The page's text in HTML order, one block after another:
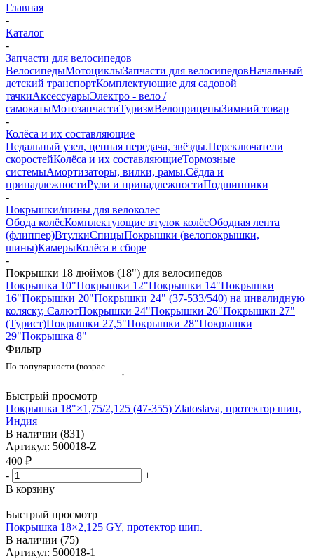
Главная
-
Каталог
-
Запчасти для велосипедов
ВелосипедыМотоциклыЗапчасти для велосипедовНачальный
детский транспортКомплектующие для садовой
тачкиАксессуарыЭлектро - вело /
самокатыМотозапчастиТуризмВелоприцепыЗимний товар
-
Колёса и их составляющие
Педальный узел, цепная передача, звёзды.Переключатели
скоростейКолёса и их составляющиеТормозные
системыАмортизаторы, вилки, рамы.Сёдла и
принадлежностиРули и принадлежностиПодшипники
-
Покрышки/шины для велоколес
Обода колёсКомплектующие втулок колёсОбодная лента
(флиппер)ВтулкиСпицыПокрышки (велопокрышки,
шины)КамерыКолёса в сборе
-
Покрышки 18 дюймов (18") для велосипедов
Покрышка 10"Покрышки 12"Покрышки 14"Покрышки
16"Покрышки 20"Покрышки 24" (37-533/540) на инвалидную
коляску, СалютПокрышки 24"Покрышки 26"Покрышки 27"
(Турист)Покрышки 27,5"Покрышки 28"Покрышки
29"Покрышка 8"
Фильтр
Быстрый просмотр
Покрышка 18"×1,75/2,125 (47-355) Zlatoslava, протектор шип,
Индия
В наличии (831)
Артикул: 500018-Z
400 ₽
-
+
В корзину
Быстрый просмотр
Покрышка 18×2,125 GY, протектор шип.
В наличии (75)
Артикул: 500018-1